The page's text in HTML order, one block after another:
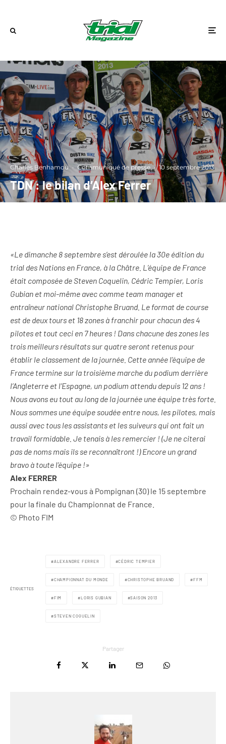
Charles Benhamou · Communiqué de presse · 10 septembre 2013
TDN : le bilan d’Alex Ferrer
«Le dimanche 8 septembre s’est déroulée la 30e édition du
trial des Nations en France, à la Châtre. L’équipe de France
était composée de Steven Coquelin, Cédric Tempier, Loris
Gubian et moi-même avec comme team manager et
entraîneur national Christophe Bruand. Le format de course
est de deux tours et 18 zones à franchir pour chacun des 4
pilotes et tout ceci en 7 heures ! Dans chacune des zones les
trois meilleurs résultats sur quatre seront retenus pour
établir le classement de la journée. Cette année l’équipe de
France termine sur la troisième marche du podium derrière
l’Angleterre et l’Espagne, un podium attendu depuis 12 ans !
Nous avons eu tout au long de la journée une équipe très forte.
Nous sommes une équipe soudée entre nous, les pilotes, mais
aussi avec tous les assistants et les suiveurs qui ont fait un
travail formidable. Je tenais à les remercier ! (Je ne citerai
pas de noms mais ils se reconnaîtront !) Encore un grand
bravo à toute l’équipe !»
Alex FERRER
Prochain rendez-vous à Pompignan (30) le 15 septembre
pour la finale du Championnat de France.
© Photo FIM
ÉTIQUETTES
ALEXANDRE FERRER CÉDRIC TEMPIER
CHAMPIONNAT DU MONDE CHRISTOPHE BRUAND FFM
FIM LORIS GUBIAN SAISON 2013
STEVEN COQUELIN
Partager